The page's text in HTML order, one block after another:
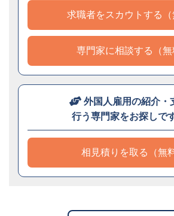
求職者をスカウトする（
専門家に相談する（無
外国人雇用の紹介・
行う専門家をお探しで
相見積りを取る（無